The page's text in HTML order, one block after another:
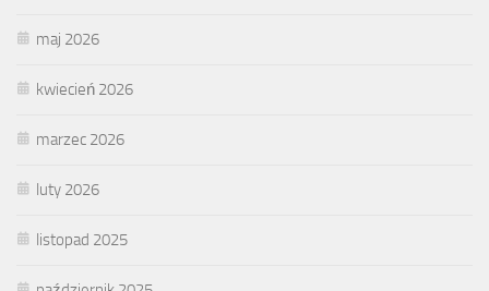
maj 2026
kwiecień 2026
marzec 2026
luty 2026
listopad 2025